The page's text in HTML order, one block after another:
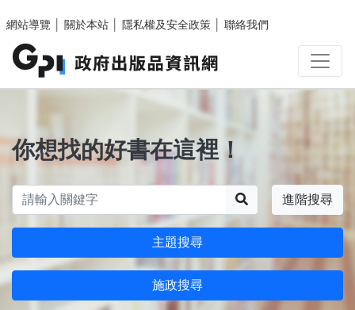
網站導覽
關於本站 隱私權及安全政策 聯絡我們
你想找的好書在這裡！
進階搜尋
主題搜尋
施政搜尋